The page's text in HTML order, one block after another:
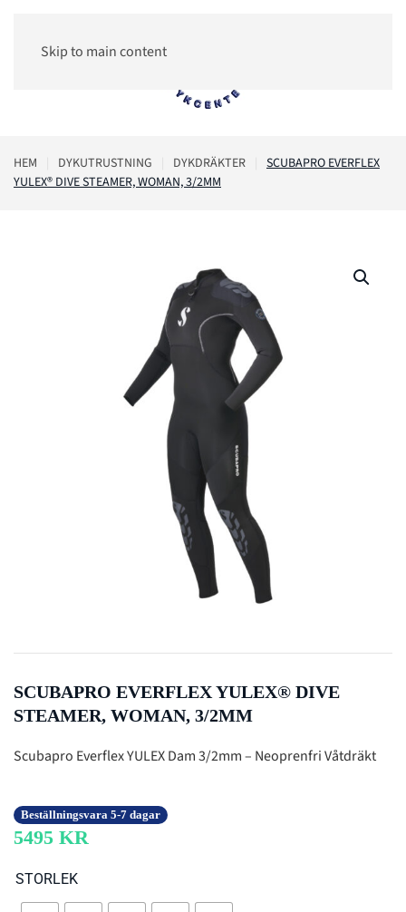
Skip to main content
HEM DYKUTRUSTNING DYKDRÄKTER
SCUBAPRO EVERFLEX
YULEX® DIVE STEAMER, WOMAN, 3/2MM
SCUBAPRO EVERFLEX YULEX® DIVE
STEAMER, WOMAN, 3/2MM
Scubapro Everflex YULEX Dam 3/2mm – Neoprenfri Våtdräkt
Beställningsvara 5-7 dagar
5495 KR
STORLEK